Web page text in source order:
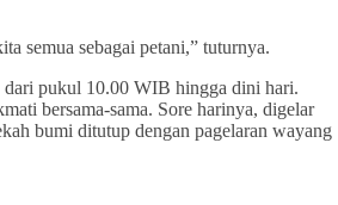
semua sebagai petani,” tuturnya.
dari pukul 10.00 WIB hingga dini hari.
bersama-sama. Sore harinya, digelar
bumi ditutup dengan pagelaran wayang